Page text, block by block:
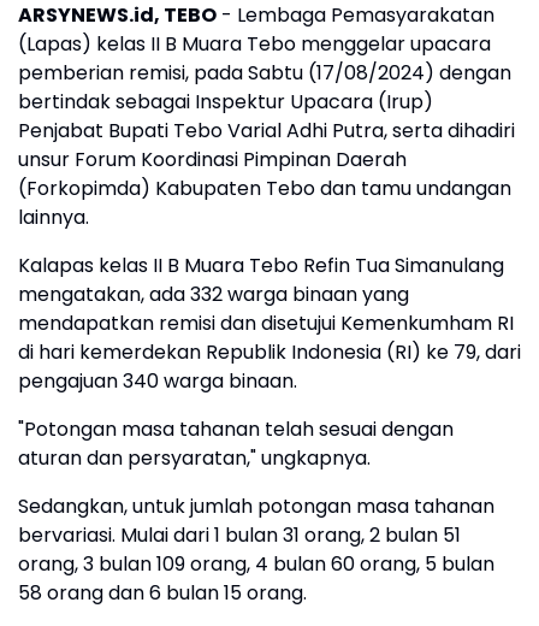
ARSYNEWS.id, TEBO - Lembaga Pemasyarakatan
(Lapas) kelas II B Muara Tebo menggelar upacara
pemberian remisi, pada Sabtu (17/08/2024) dengan
bertindak sebagai Inspektur Upacara (Irup)
Penjabat Bupati Tebo Varial Adhi Putra, serta dihadiri
unsur Forum Koordinasi Pimpinan Daerah
(Forkopimda) Kabupaten Tebo dan tamu undangan
lainnya.
Kalapas kelas II B Muara Tebo Refin Tua Simanulang
mengatakan, ada 332 warga binaan yang
mendapatkan remisi dan disetujui Kemenkumham RI
di hari kemerdekan Republik Indonesia (RI) ke 79, dari
pengajuan 340 warga binaan.
"Potongan masa tahanan telah sesuai dengan
aturan dan persyaratan," ungkapnya.
Sedangkan, untuk jumlah potongan masa tahanan
bervariasi. Mulai dari 1 bulan 31 orang, 2 bulan 51
orang, 3 bulan 109 orang, 4 bulan 60 orang, 5 bulan
58 orang dan 6 bulan 15 orang.